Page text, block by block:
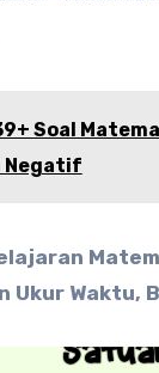
Soal
Negatif
Ukur Waktu,